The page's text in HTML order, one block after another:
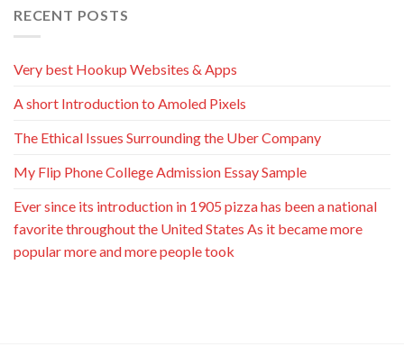
RECENT POSTS
Very best Hookup Websites & Apps
A short Introduction to Amoled Pixels
The Ethical Issues Surrounding the Uber Company
My Flip Phone College Admission Essay Sample
Ever since its introduction in 1905 pizza has been a national
favorite throughout the United States As it became more
popular more and more people took